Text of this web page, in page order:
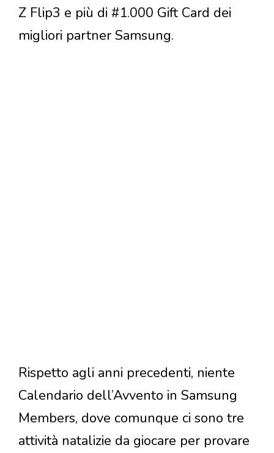
Z Flip3 e più di #1.000 Gift Card dei
migliori partner Samsung.
Rispetto agli anni precedenti, niente
Calendario dell’Avvento in Samsung
Members, dove comunque ci sono tre
attività natalizie da giocare per provare